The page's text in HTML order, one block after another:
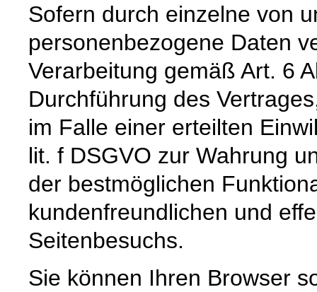
Sofern durch einzelne von
personenbezogene Daten
Verarbeitung gemäß Art. 6
Durchführung des
im Falle einer erteilten
lit. f DSGVO zur Wahrung
der bestmöglichen
kundenfreundlichen und
Seitenbesuchs.
Sie können Ihren Browser